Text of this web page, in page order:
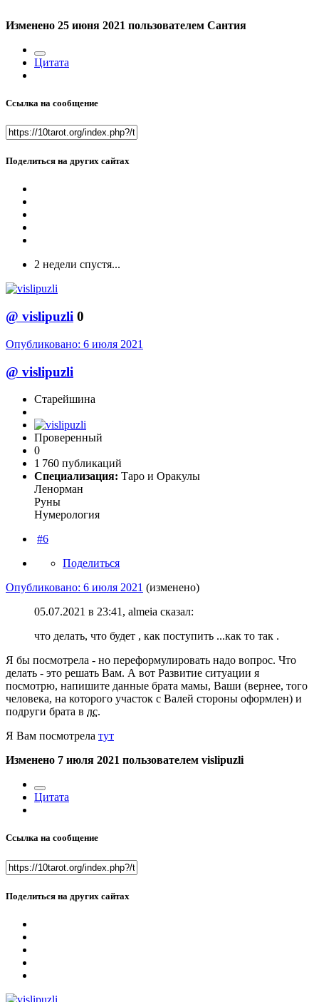
Изменено 25 июня 2021 пользователем Сантия
Цитата
Ссылка на сообщение
Поделиться на других сайтах
2 недели спустя...
@ vislipuzli 0
Опубликовано: 6 июля 2021
@ vislipuzli
Старейшина
Проверенный
0
1 760 публикаций
Специализация: Таро и Оракулы
Ленорман
Руны
Нумерология
#6
Поделиться
Опубликовано: 6 июля 2021 (изменено)
05.07.2021 в 23:41, almeia сказал:
что делать, что будет , как поступить ...как то так .
Я бы посмотрела - но переформулировать надо вопрос. Что
делать - это решать Вам. А вот Развитие ситуации я
посмотрю, напишите данные брата мамы, Ваши (вернее, того
человека, на которого участок с Валей стороны оформлен) и
подруги брата в лс.
Я Вам посмотрела тут
Изменено 7 июля 2021 пользователем vislipuzli
Цитата
Ссылка на сообщение
Поделиться на других сайтах